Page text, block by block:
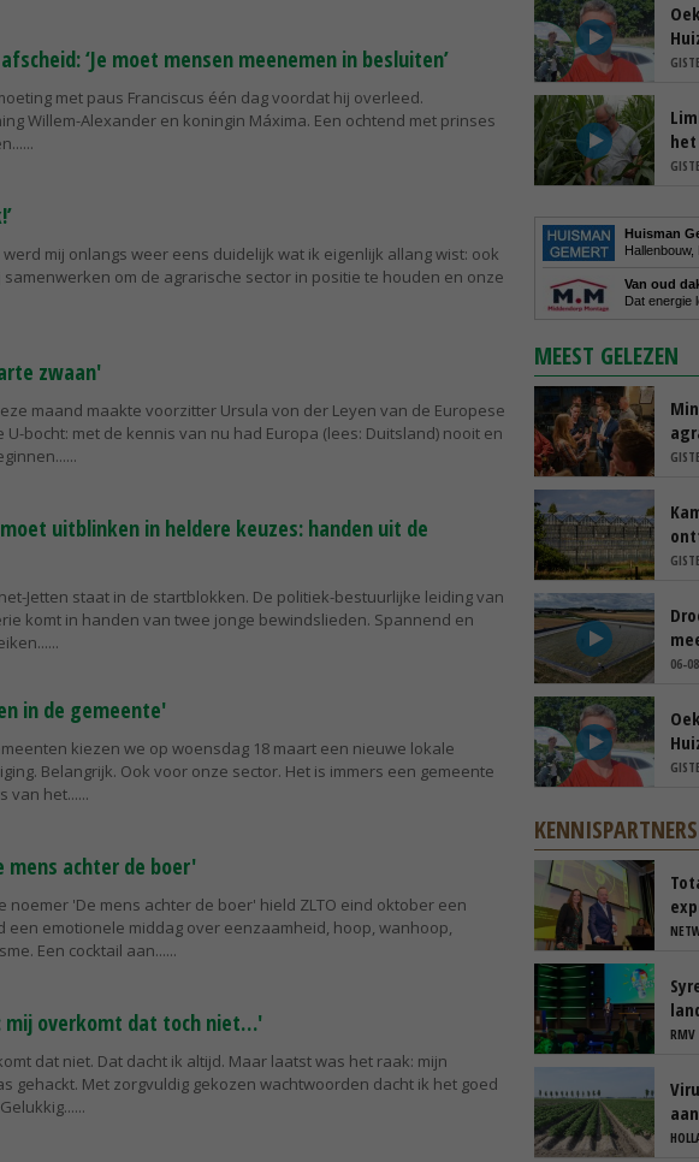
‘Je moet mensen meenemen in besluiten’
met paus Franciscus één dag voordat hij overleed.
Willem-Alexander en koningin Máxima. Een ochtend met prinses
werd mij onlangs weer eens duidelijk wat ik eigenlijk allang wist: ook
samenwerken om de agrarische sector in positie te houden en onze
zwaan'
maand maakte voorzitter Ursula von der Leyen van de Europese
U-bocht: met de kennis van nu had Europa (lees: Duitsland) nooit en
uitblinken in heldere keuzes: handen uit de
Jetten staat in de startblokken. De politiek-bestuurlijke leiding van
komt in handen van twee jonge bewindslieden. Spannend en
in de gemeente'
kiezen we op woensdag 18 maart een nieuwe lokale
Belangrijk. Ook voor onze sector. Het is immers een gemeente
van het...
mens achter de boer'
noemer 'De mens achter de boer' hield ZLTO eind oktober een
een emotionele middag over eenzaamheid, hoop, wanhoop,
Een cocktail aan...
mij overkomt dat toch niet…'
dat niet. Dat dacht ik altijd. Maar laatst was het raak: mijn
gehackt. Met zorgvuldig gekozen wachtwoorden dacht ik het goed
Huisman
Van oud
Dat energie
MEEST GELEZEN
06-
KENNISPARTNERS
RMV